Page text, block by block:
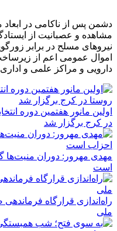
دشمن پس از ناکامی در ابعاد
مشاهده و عصبانیت از
نیروهای مسلح در برابر
اموال عمومی اعم از
دارویی و مراکز علمی و
اولین مانور هفتمین دوره
در کرج برگزار شد
مهدی مهرور: دوران منیت‌ها
است
راه‌اندازی قرارگاه
ملی